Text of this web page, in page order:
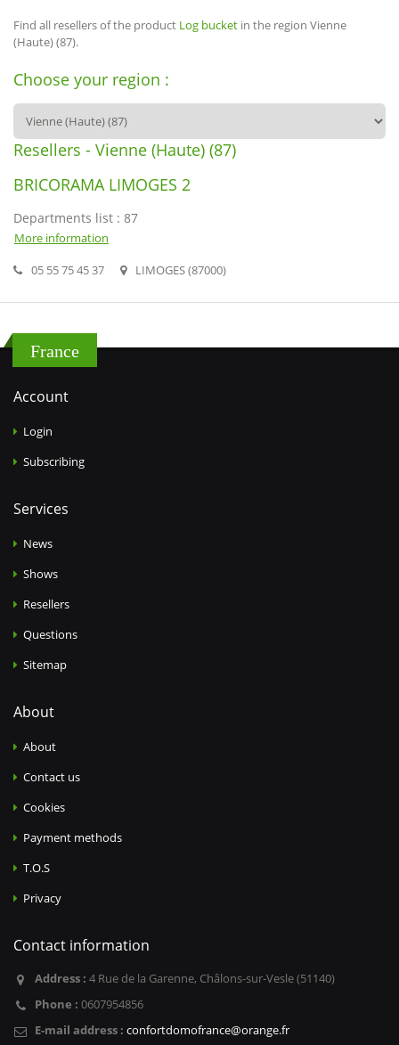
Find all resellers of the product Log bucket in the region Vienne
(Haute) (87).
Choose your region :
Resellers - Vienne (Haute) (87)
BRICORAMA LIMOGES 2
Departments list : 87
More information
05 55 75 45 37
LIMOGES (87000)
France
Account
Login
Subscribing
Services
News
Shows
Resellers
Questions
Sitemap
About
About
Contact us
Cookies
Payment methods
T.O.S
Privacy
Contact information
Address : 4 Rue de la Garenne, Châlons-sur-Vesle (51140)
Phone : 0607954856
E-mail address : confortdomofrance@orange.fr